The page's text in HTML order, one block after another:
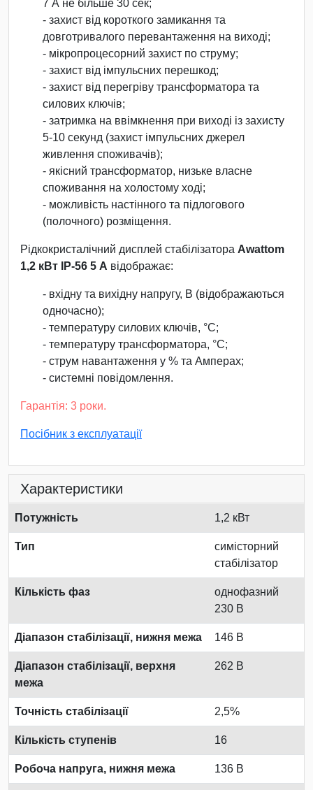
7 А не більше 30 сек;
- захист від короткого замикання та
довготривалого перевантаження на виході;
- мікропроцесорний захист по струму;
- захист від імпульсних перешкод;
- захист від перегріву трансформатора та
силових ключів;
- затримка на ввімкнення при виході із захисту
5-10 секунд (захист імпульсних джерел
живлення споживачів);
- якісний трансформатор, низьке власне
споживання на холостому ході;
- можливість настінного та підлогового
(полочного) розміщення.
Рідкокристалічний дисплей стабілізатора Awattom
1,2 кВт IP-56 5 А відображає:
- вхідну та вихідну напругу, В (відображаються
одночасно);
- температуру силових ключів, °С;
- температуру трансформатора, °С;
- струм навантаження у % та Амперах;
- системні повідомлення.
Гарантія: 3 роки.
Посібник з експлуатації
Характеристики
Потужність 1,2 кВт
Тип
симісторний
стабілізатор
Кількість фаз
однофазний
230 В
Діапазон стабілізації, нижня межа 146 В
Діапазон стабілізації, верхня
межа
262 В
Точність стабілізації 2,5%
Кількість ступенів 16
Робоча напруга, нижня межа 136 В